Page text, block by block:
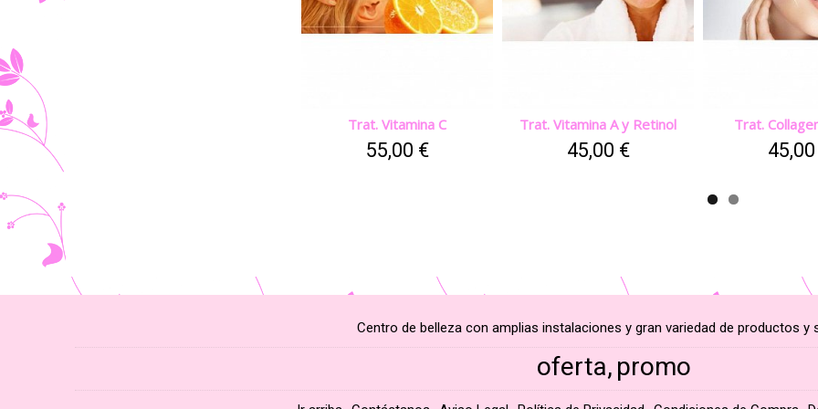
Trat. Vitamina C
55,00 €
Trat. Vitamina A y Retinol
45,00 €
Trat.
Centro de belleza con amplias instalaciones y gran variedad de productos y
oferta promo